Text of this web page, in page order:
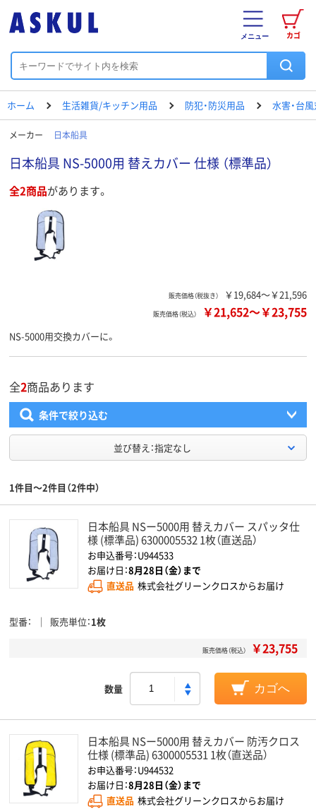
カゴ
メニュー
ホーム 生活雑貨/キッチン用品 防犯・防災用品 水害・台
メーカー 日本船具
日本船具 NS-5000用 替えカバー 仕様 （標準品）
全2商品があります。
販売価格（税抜き） ￥19,684～￥21,596
販売価格（税込） ￥21,652～￥23,755
NS-5000用交換カバーに。
全2商品あります
条件で絞り込む
並び替え：指定なし
1件目～2件目（2件中）
日本船具 NSー5000用 替えカバー スパッタ仕
様 (標準品) 6300005532 1枚（直送品）
お申込番号：U944533
お届け日：8月28日（金）まで
直送品 株式会社グリーンクロスからお届け
型番 販売単位 1枚
販売価格（税込） ￥23,755
数量 カゴへ
日本船具 NSー5000用 替えカバー 防汚クロス
仕様 (標準品) 6300005531 1枚（直送品）
お申込番号：U944532
お届け日：8月28日（金）まで
直送品 株式会社グリーンクロスからお届け